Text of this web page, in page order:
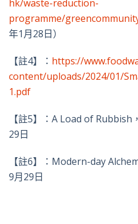
hk/waste-reduction-
programme/
年1月28日）
【註4】： https://
content/uploads/2024/01/
1.pdf
【註5】
：A Load of Rubbish
29日
【註6】
：Modern-day
9月29日